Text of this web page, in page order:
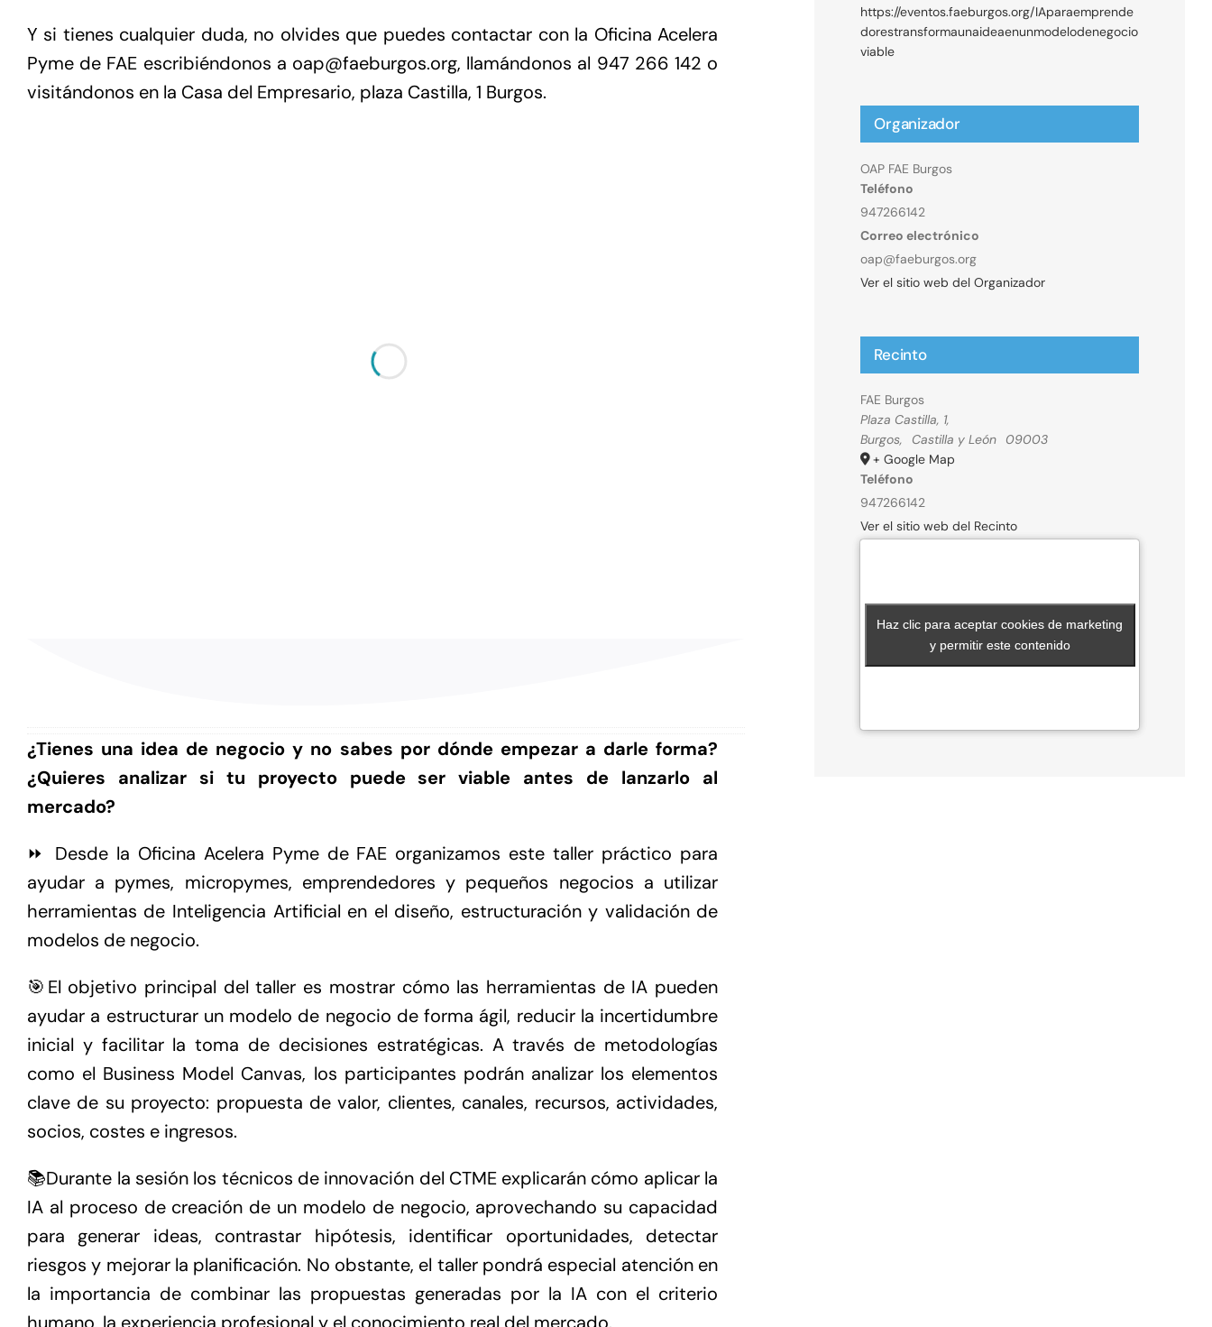
Y si tienes cualquier duda, no olvides que puedes contactar con la Oficina Acelera
Pyme de FAE escribiéndonos a oap@faeburgos.org, llamándonos al 947 266 142 o
visitándonos en la Casa del Empresario, plaza Castilla, 1 Burgos.
¿Tienes una idea de negocio y no sabes por dónde empezar a darle forma?
¿Quieres analizar si tu proyecto puede ser viable antes de lanzarlo al
mercado?
⏩ Desde la Oficina Acelera Pyme de FAE organizamos este taller práctico para
ayudar a pymes, micropymes, emprendedores y pequeños negocios a utilizar
herramientas de Inteligencia Artificial en el diseño, estructuración y validación de
modelos de negocio.
🎯El objetivo principal del taller es mostrar cómo las herramientas de IA pueden
ayudar a estructurar un modelo de negocio de forma ágil, reducir la incertidumbre
inicial y facilitar la toma de decisiones estratégicas. A través de metodologías
como el Business Model Canvas, los participantes podrán analizar los elementos
clave de su proyecto: propuesta de valor, clientes, canales, recursos, actividades,
socios, costes e ingresos.
📚Durante la sesión los técnicos de innovación del CTME explicarán cómo aplicar la
IA al proceso de creación de un modelo de negocio, aprovechando su capacidad
para generar ideas, contrastar hipótesis, identificar oportunidades, detectar
riesgos y mejorar la planificación. No obstante, el taller pondrá especial atención en
la importancia de combinar las propuestas generadas por la IA con el criterio
https://eventos.faeburgos.org/IAparaemprende
dorestransformaunaideaenunmodelodenegocio
viable
Organizador
OAP FAE Burgos
Teléfono
947266142
Correo electrónico
oap@faeburgos.org
Ver el sitio web del Organizador
Recinto
FAE Burgos
Plaza Castilla, 1,
Burgos, Castilla y León
09003
+ Google Map
Teléfono
947266142
Ver el sitio web del Recinto
Haz clic para aceptar cookies de marketing
y permitir este contenido
Haz clic para aceptar cookies de marketing
y permitir este contenido